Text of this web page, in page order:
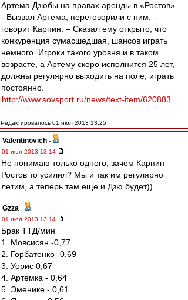
Артема Дзюбы на правах аренды в «Ростов».
- Вызвал Артема, переговорили с ним, -
говорит Карпин. – Сказал ему открыто, что
конкуренция сумасшедшая, шансов играть
немного. Игроки такого уровня и в таком
возрасте, а Артему скоро исполнится 25 лет,
должны регулярно выходить на поле, играть
постоянно.
http://www.sovsport.ru/news/text-item/620883
Редактировалось 01 июл 2013 13:25
Valentinovich -
01 июл 2013 13:14
Не понимаю только одного, зачем Карпин
Ростов то усилил? Мы и так им регулярно
летим, а теперь там еще и Дзю будет))
Gzza -
01 июл 2013 13:14
Брак ТТД/мин
1. Мовсисян -0,77
2. Горбатенко -0,69
3. Уорис 0,67
4. Артемка - 0,64
5. Эменике - 0,61